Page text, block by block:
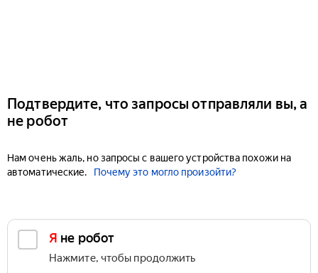
Подтвердите, что запросы отправляли вы, а
не робот
Нам очень жаль, но запросы с вашего устройства похожи на
автоматические.
Почему это могло произойти?
Я не робот
Нажмите, чтобы продолжить